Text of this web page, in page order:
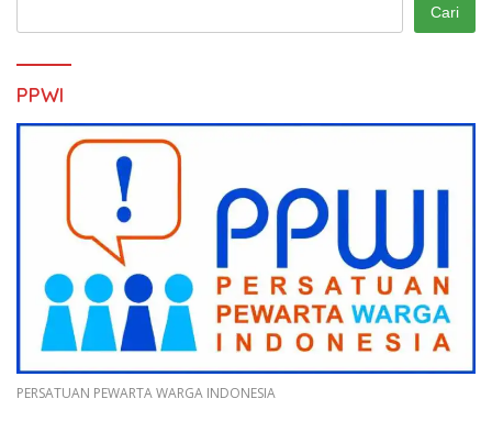
Cari
PPWI
PERSATUAN PEWARTA WARGA INDONESIA